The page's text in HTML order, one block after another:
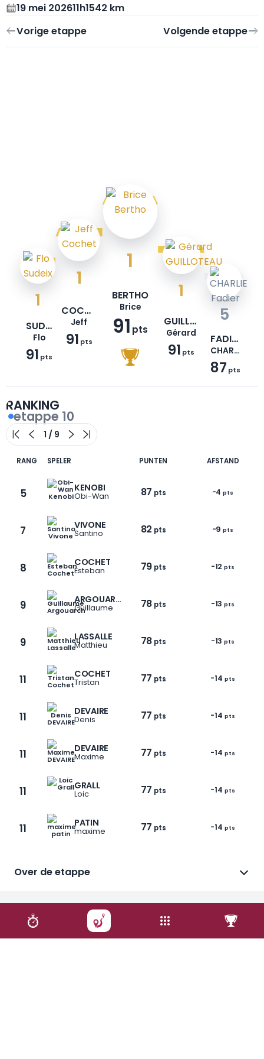
19 mei 202611h1542 km
1
BERTHO
Brice
91 pts
1
COCHET
Jeff
91 pts
1
GUILLOTEAU
Gérard
91 pts
1
SUDEIX
Flo
91 pts
5
FADIER
CHARLIE
87 pts
RANKING
etappe 10
RANG SPELER PUNTEN AFSTAND
5 KENOBI
Obi-Wan 87 pts -4 pts
7 VIVONE
Santino 82 pts -9 pts
8 COCHET
Esteban 79 pts -12 pts
9 ARGOUARCH
Guillaume 78 pts -13 pts
9 LASSALLE
Matthieu 78 pts -13 pts
11 COCHET
Tristan 77 pts -14 pts
11 DEVAIRE
Denis 77 pts -14 pts
11 DEVAIRE
Maxime 77 pts -14 pts
11 GRALL
Loic 77 pts -14 pts
11 PATIN
maxime 77 pts -14 pts
Over de etappe